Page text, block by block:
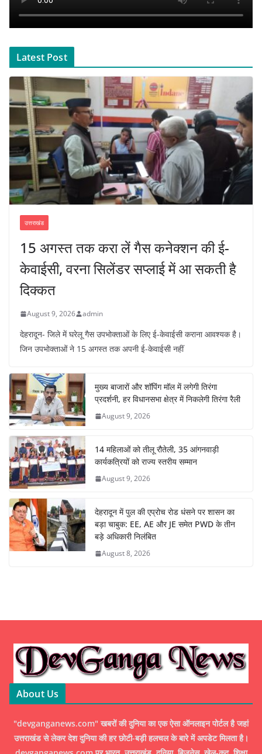
Latest Post
उत्तराखंड
15 अगस्त तक करा लें गैस कनेक्शन की ई-
केवाईसी, वरना सिलेंडर सप्लाई में आ सकती है
दिक्कत
August 9, 2026 admin
देहरादून- जिले में घरेलू गैस उपभोक्ताओं के लिए ई-केवाईसी कराना आवश्यक है।
जिन उपभोक्ताओं ने 15 अगस्त तक अपनी ई-केवाईसी नहीं
मुख्य बाजारों और शॉपिंग मॉल में लगेगी तिरंगा
प्रदर्शनी, हर विधानसभा क्षेत्र में निकलेगी तिरंगा रैली
August 9, 2026
14 महिलाओं को तीलू रौतेली, 35 आंगनवाड़ी
कार्यकत्रियों को राज्य स्तरीय सम्मान
August 9, 2026
देहरादून में पुल की एप्रोच रोड धंसने पर शासन का
बड़ा चाबुक: EE, AE और JE समेत PWD के तीन
बड़े अधिकारी निलंबित
August 8, 2026
About Us
"devganganews.com" खबरों की दुनिया का एक ऐसा ऑनलाइन पोर्टल है जहां
उत्तराखंड से लेकर देश दुनिया की हर छोटी-बड़ी हलचल के बारे में अपडेट मिलता है।